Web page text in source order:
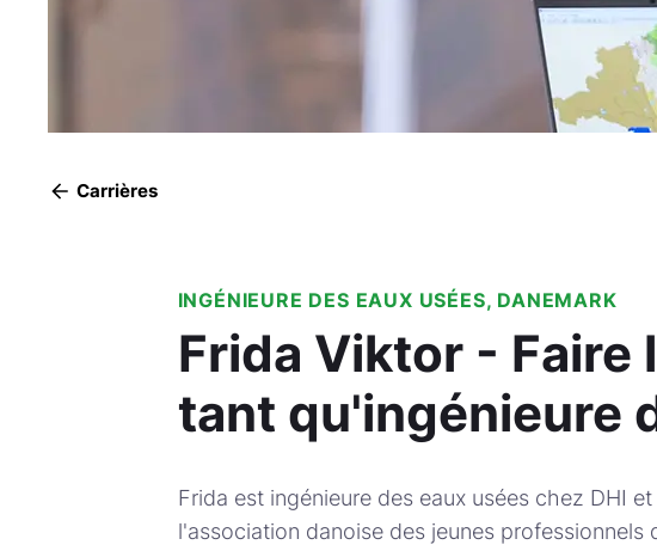
Carrières
INGÉNIEURE DES EAUX USÉES, DANEMARK
Frida Viktor - Faire
tant qu'ingénieure
Frida est ingénieure des eaux usées chez DHI
l'association danoise des jeunes professionnels